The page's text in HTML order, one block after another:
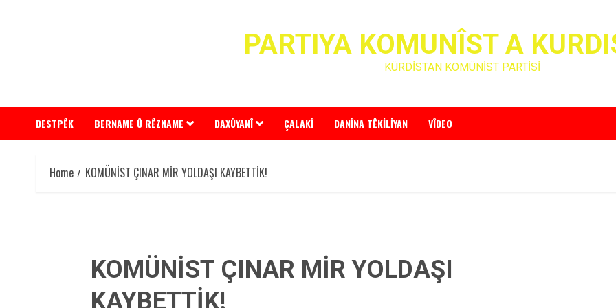
PARTIYA KOMUNÎST A
KÜRDİSTAN KOMÜNİST PARTİSİ
DESTPÊK BERNAME Û RÊZNAME DAXÛYANÎ ÇALAKÎ DANÎNA TÊKILIYAN VÎDEO
Home KOMÜNİST ÇINAR MİR YOLDAŞI KAYBETTİK!
KOMÜNİST ÇINAR MİR YOLDAŞI
KAYBETTİK!